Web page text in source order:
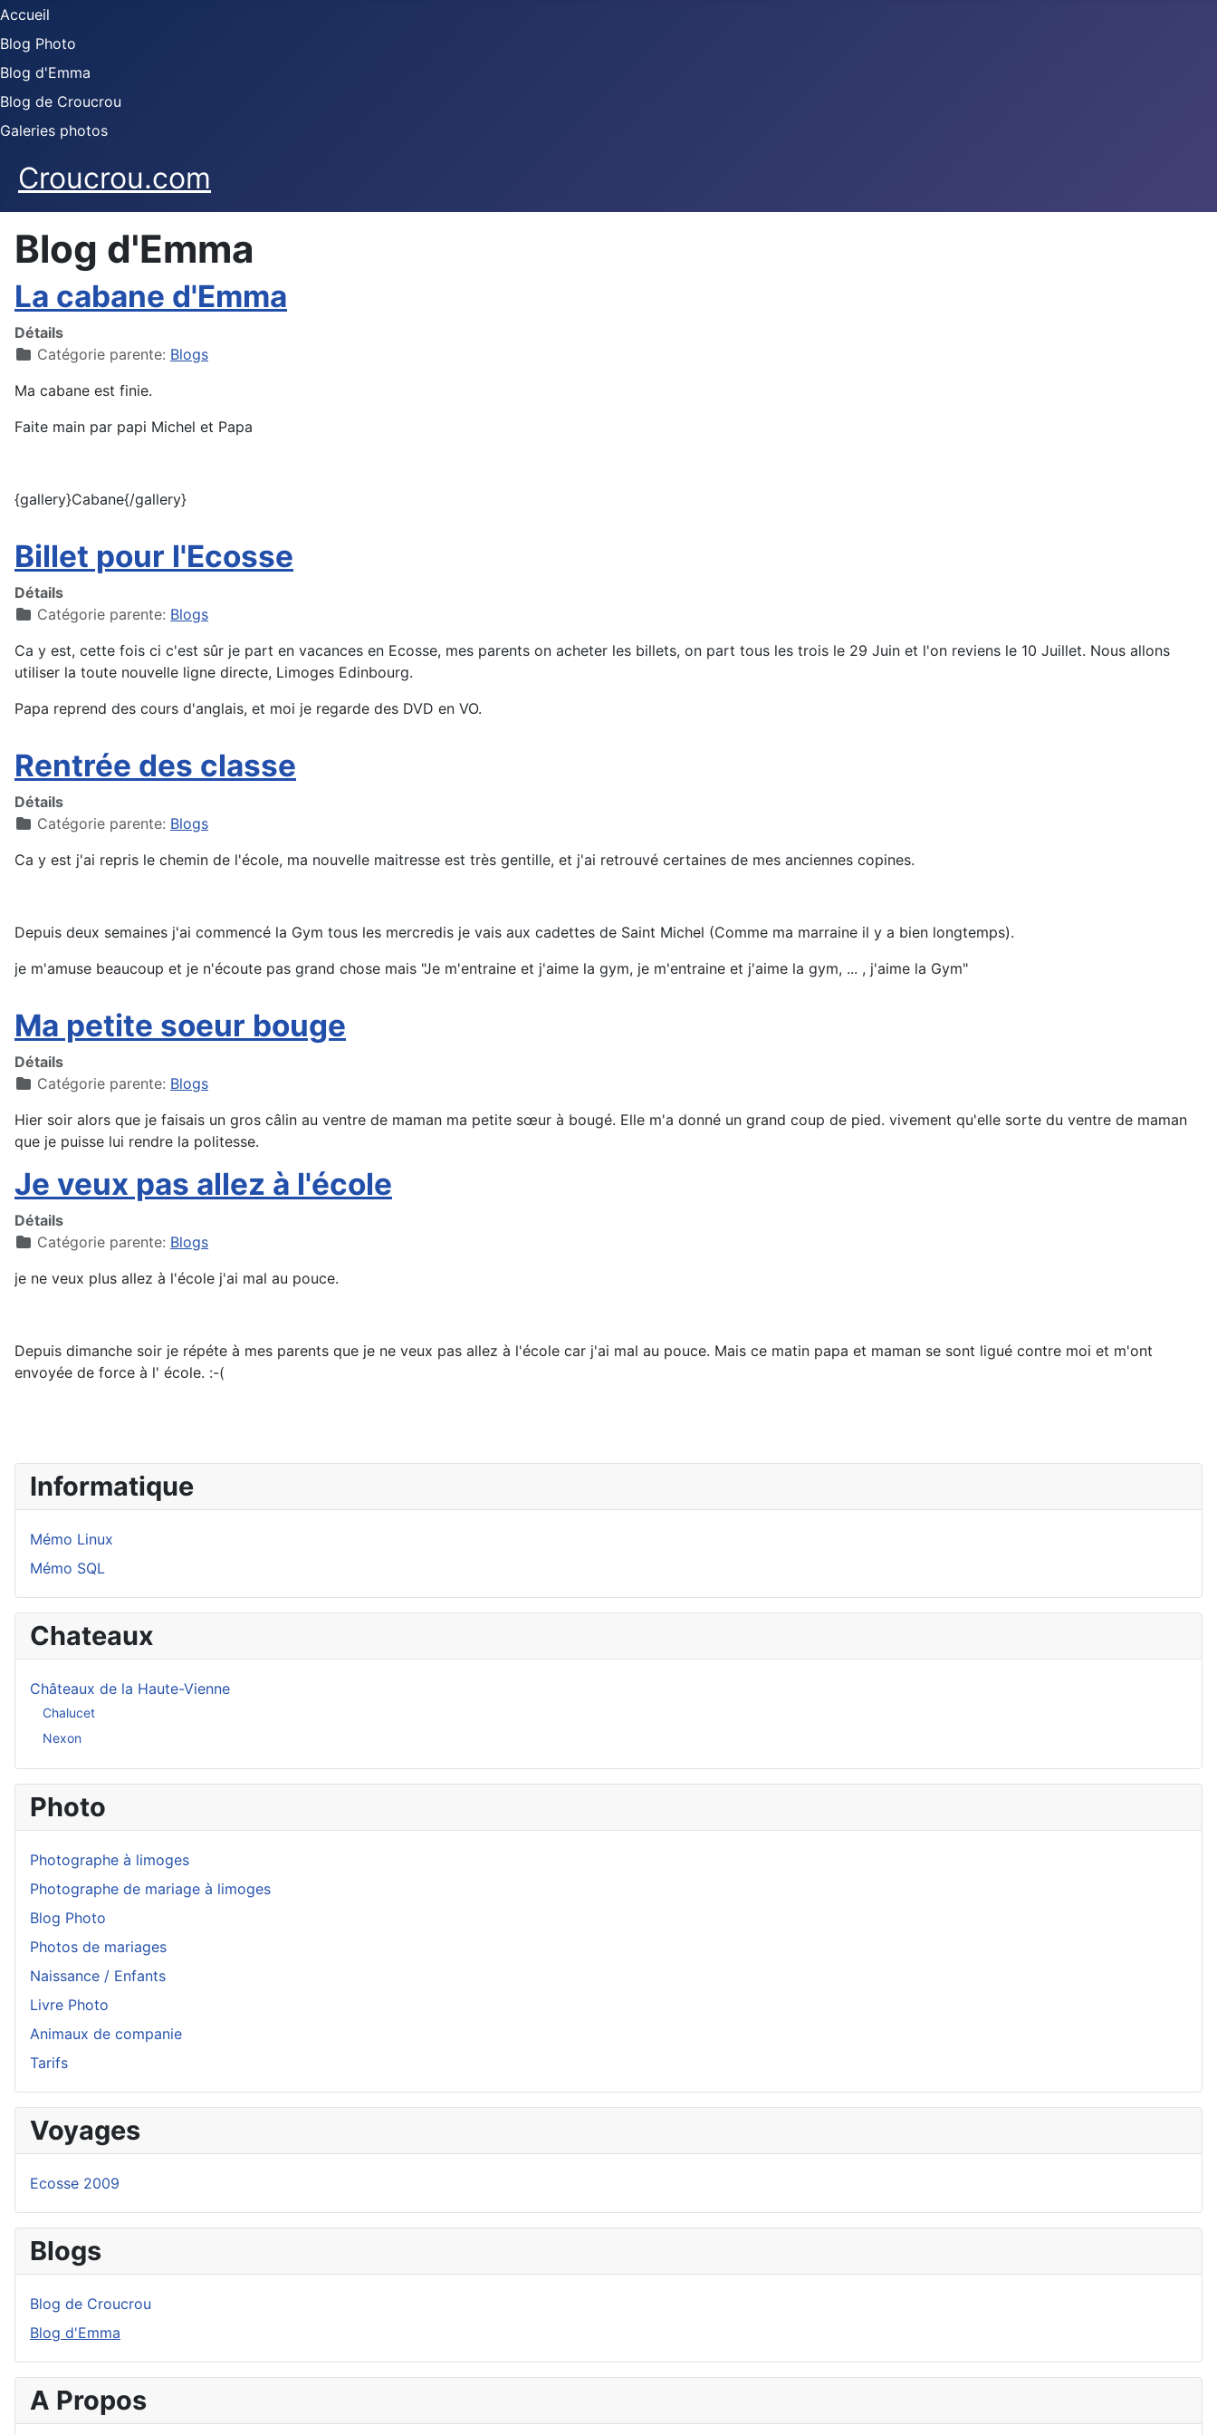
Accueil
Blog Photo
Blog d'Emma
Blog de Croucrou
Galeries photos
Croucrou.com
Informatique
Mémo Linux
Mémo SQL
Chateaux
Châteaux de la Haute-Vienne
Chalucet
Nexon
Photo
Photographe à limoges
Photographe de mariage à limoges
Blog Photo
Photos de mariages
Naissance / Enfants
Livre Photo
Animaux de companie
Tarifs
Voyages
Ecosse 2009
Blogs
Blog de Croucrou
Blog d'Emma
A Propos
Blog d'Emma
La cabane d'Emma
Détails
Catégorie parente: Blogs
Ma cabane est finie.
Faite main par papi Michel et Papa
{gallery}Cabane{/gallery}
Billet pour l'Ecosse
Détails
Catégorie parente: Blogs
Ca y est, cette fois ci c'est sûr je part en vacances en Ecosse, mes parents on acheter les billets, on part tous les trois le 29 Juin et l'on reviens le 10 Juillet. Nous allons
utiliser la toute nouvelle ligne directe, Limoges Edinbourg.
Papa reprend des cours d'anglais, et moi je regarde des DVD en VO.
Rentrée des classe
Détails
Catégorie parente: Blogs
Ca y est j'ai repris le chemin de l'école, ma nouvelle maitresse est très gentille, et j'ai retrouvé certaines de mes anciennes copines.
Depuis deux semaines j'ai commencé la Gym tous les mercredis je vais aux cadettes de Saint Michel (Comme ma marraine il y a bien longtemps).
je m'amuse beaucoup et je n'écoute pas grand chose mais "Je m'entraine et j'aime la gym, je m'entraine et j'aime la gym, ... , j'aime la Gym"
Ma petite soeur bouge
Détails
Catégorie parente: Blogs
Hier soir alors que je faisais un gros câlin au ventre de maman ma petite sœur à bougé. Elle m'a donné un grand coup de pied. vivement qu'elle sorte du ventre de maman
que je puisse lui rendre la politesse.
Je veux pas allez à l'école
Détails
Catégorie parente: Blogs
je ne veux plus allez à l'école j'ai mal au pouce.
Depuis dimanche soir je répéte à mes parents que je ne veux pas allez à l'école car j'ai mal au pouce. Mais ce matin papa et maman se sont ligué contre moi et m'ont
envoyée de force à l' école. :-(